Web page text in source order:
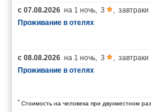
с 07.08.2026 на 1 ночь, 3 , завтраки
Проживание в отелях
с 08.08.2026 на 1 ночь, 3 , завтраки
Проживание в отелях
* Стоимость на человека при двухместном